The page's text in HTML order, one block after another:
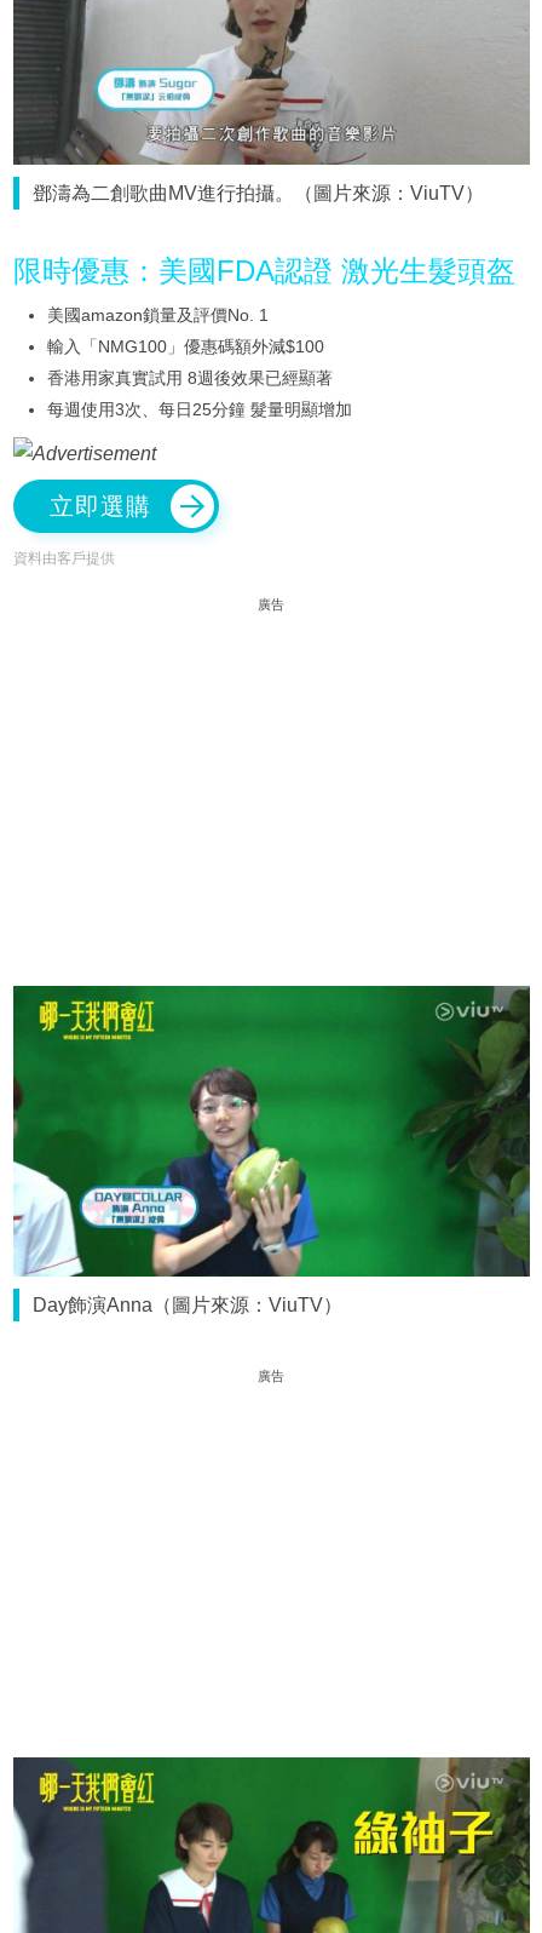
鄧濤為二創歌曲MV進行拍攝。（圖片來源：ViuTV）
限時優惠：美國FDA認證 激光生髮頭盔
美國amazon鎖量及評價No. 1
輸入「NMG100」優惠碼額外減$100
香港用家真實試用 8週後效果已經顯著
每週使用3次、每日25分鐘 髮量明顯增加
立即選購
資料由客戶提供
廣告
Day飾演Anna（圖片來源：ViuTV）
廣告